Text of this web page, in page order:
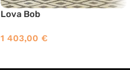
Lova Bob
1 403,00 €